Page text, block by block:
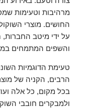
מרהיבות וטעימות
החושים. מוצרי
על ידי מיטב החברות,
והשפים המתמחים
טעימת הדוגמיות
הרבים, הקניה של
בכל מקום, כל אלה
ולמבקרים חובבי